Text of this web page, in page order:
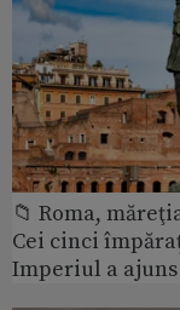
📁 Roma,
Cei cinci
Imperiul a